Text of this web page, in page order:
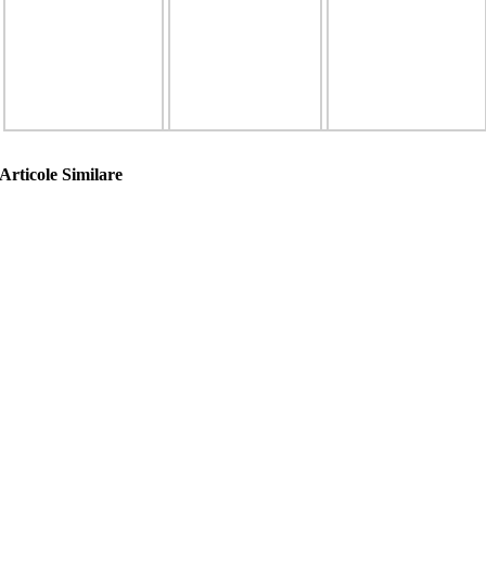
Articole Similare